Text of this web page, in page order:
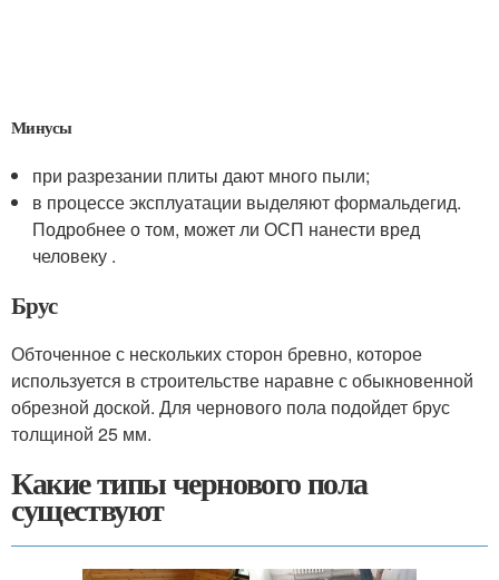
Минусы
при разрезании плиты дают много пыли;
в процессе эксплуатации выделяют формальдегид.
Подробнее о том, может ли ОСП нанести вред
человеку .
Брус
Обточенное с нескольких сторон бревно, которое
используется в строительстве наравне с обыкновенной
обрезной доской. Для чернового пола подойдет брус
толщиной 25 мм.
Какие типы чернового пола
существуют